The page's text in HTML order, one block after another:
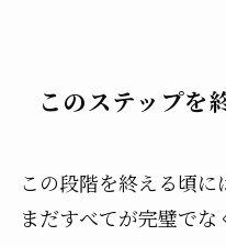
このステップを
この段階を終える頃に
まだすべてが完璧でな